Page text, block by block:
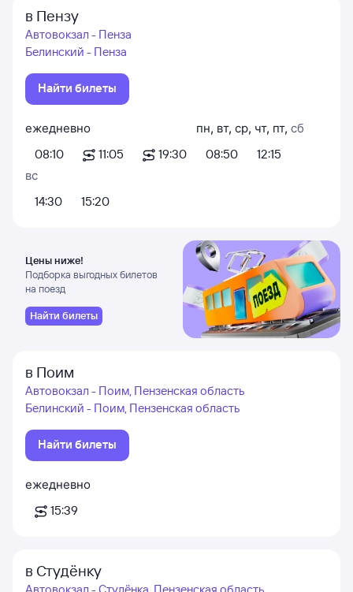
в Пензу
Автовокзал - Пенза
Белинский - Пенза
Найти билеты
ежедневно
08:10
11:05 19:30
пн, вт, ср, чт, пт, сб
08:50
12:15
вс
14:30
15:20
Цены ниже!
Подборка выгодных билетов
на поезд
Найти билеты
в Поим
Автовокзал - Поим, Пензенская область
Белинский - Поим, Пензенская область
Найти билеты
ежедневно
15:39
в Студёнку